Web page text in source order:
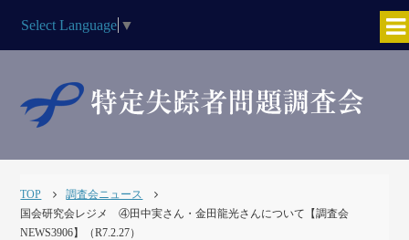
Select Language ▼
TOP
調査会ニュース
国会研究会レジメ ④田中実さん・金田龍光さんについて【調査会
NEWS3906】（R7.2.27）